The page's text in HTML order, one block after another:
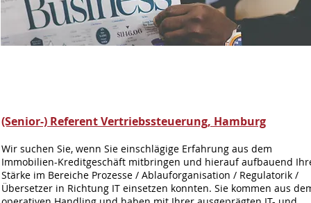
(Senior-) Referent Vertriebssteuerung, Hamburg
Wir suchen Sie, wenn Sie einschlägige Erfahrung aus dem
Immobilien-Kreditgeschäft mitbringen und hierauf aufbauend
Stärke im Bereiche Prozesse / Ablauforganisation / Regulatorik /
Übersetzer in Richtung IT einsetzen konnten. Sie kommen aus